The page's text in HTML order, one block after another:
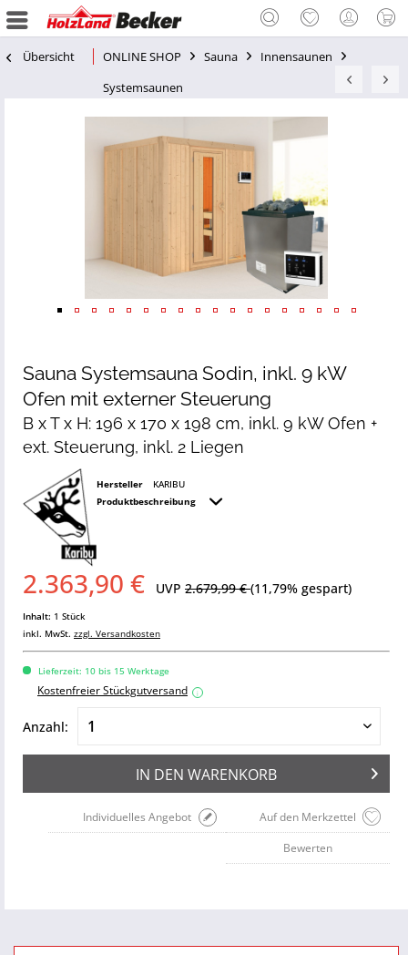
Übersicht ONLINE SHOP Sauna
Innensaunen
Systemsaunen
Sauna Systemsauna Sodin, inkl. 9 kW
Ofen mit externer Steuerung
B x T x H: 196 x 170 x 198 cm, inkl. 9 kW Ofen +
ext. Steuerung, inkl. 2 Liegen
Hersteller
KARIBU
Produktbeschreibung
2.363,90 € UVP 2.679,99 €(11,79% gespart)
Inhalt: 1 Stück
inkl. MwSt. zzgl. Versandkosten
Lieferzeit: 10 bis 15 Werktage
Kostenfreier Stückgutversand i
Anzahl:
IN DEN WARENKORB
Auf den Merkzettel
Individuelles Angebot
Bewerten